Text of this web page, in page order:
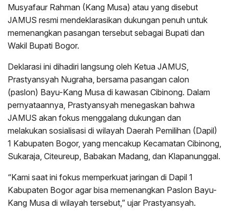
Musyafaur Rahman (Kang Musa) atau yang disebut
JAMUS resmi mendeklarasikan dukungan penuh untuk
memenangkan pasangan tersebut sebagai Bupati dan
Wakil Bupati Bogor.
Deklarasi ini dihadiri langsung oleh Ketua JAMUS,
Prastyansyah Nugraha, bersama pasangan calon
(paslon) Bayu-Kang Musa di kawasan Cibinong. Dalam
pernyataannya, Prastyansyah menegaskan bahwa
JAMUS akan fokus menggalang dukungan dan
melakukan sosialisasi di wilayah Daerah Pemilihan (Dapil)
1 Kabupaten Bogor, yang mencakup Kecamatan Cibinong,
Sukaraja, Citeureup, Babakan Madang, dan Klapanunggal.
“Kami saat ini fokus memperkuat jaringan di Dapil 1
Kabupaten Bogor agar bisa memenangkan Paslon Bayu-
Kang Musa di wilayah tersebut,” ujar Prastyansyah.